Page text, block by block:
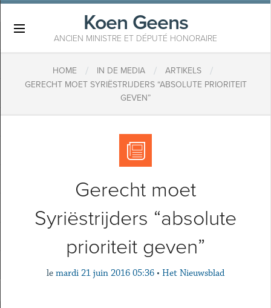
Koen Geens
ANCIEN MINISTRE ET DÉPUTÉ HONORAIRE
HOME / IN DE MEDIA / ARTIKELS /
GERECHT MOET SYRIËSTRIJDERS “ABSOLUTE PRIORITEIT
GEVEN”
Gerecht moet
Syriëstrijders “absolute
prioriteit geven”
le mardi 21 juin 2016 05:36 • Het Nieuwsblad